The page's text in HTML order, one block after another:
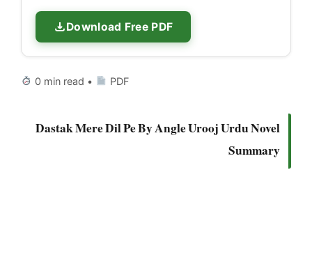
Download Free PDF
0 min read • PDF
Dastak Mere Dil Pe By Angle Urooj Urdu Novel
Summary